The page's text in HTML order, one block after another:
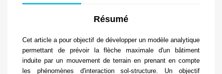
Résumé
Cet article a pour objectif de développer un modèle analytique
permettant de prévoir la flèche maximale d'un bâtiment
induite par un mouvement de terrain en prenant en compte
les phénomènes d'interaction sol-structure. Un objectif